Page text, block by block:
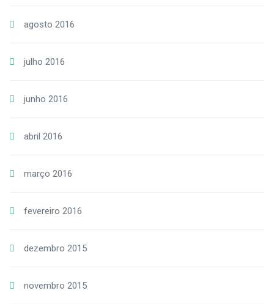
agosto 2016
julho 2016
junho 2016
abril 2016
março 2016
fevereiro 2016
dezembro 2015
novembro 2015